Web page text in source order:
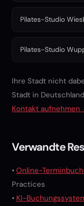
Pilates-Studio
Pilates-Studio
Ihre Stadt nicht
Stadt in
Kontakt aufnehmen
Verwandte
• Online-
Practices
• KI-